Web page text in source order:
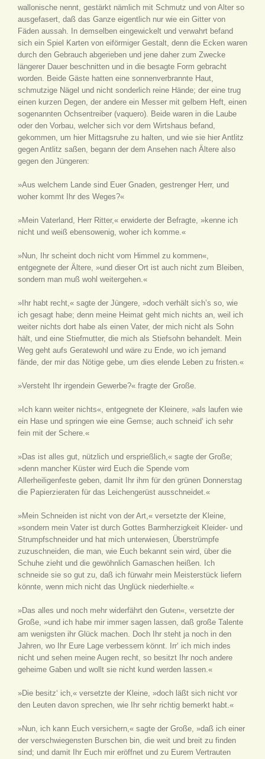
wallonische nennt, gestärkt nämlich mit Schmutz und von Alter so
ausgefasert, daß das Ganze eigentlich nur wie ein Gitter von
Fäden aussah. In demselben eingewickelt und verwahrt befand
sich ein Spiel Karten von eiförmiger Gestalt, denn die Ecken waren
durch den Gebrauch abgerieben und jene daher zum Zwecke
längerer Dauer beschnitten und in die besagte Form gebracht
worden. Beide Gäste hatten eine sonnenverbrannte Haut,
schmutzige Nägel und nicht sonderlich reine Hände; der eine trug
einen kurzen Degen, der andere ein Messer mit gelbem Heft, einen
sogenannten Ochsentreiber (vaquero). Beide waren in die Laube
oder den Vorbau, welcher sich vor dem Wirtshaus befand,
gekommen, um hier Mittagsruhe zu halten, und wie sie hier Antlitz
gegen Antlitz saßen, begann der dem Ansehen nach Ältere also
gegen den Jüngeren:
»Aus welchem Lande sind Euer Gnaden, gestrenger Herr, und
woher kommt Ihr des Weges?«
»Mein Vaterland, Herr Ritter,« erwiderte der Befragte, »kenne ich
nicht und weiß ebensowenig, woher ich komme.«
»Nun, Ihr scheint doch nicht vom Himmel zu kommen«,
entgegnete der Ältere, »und dieser Ort ist auch nicht zum Bleiben,
sondern man muß wohl weitergehen.«
»Ihr habt recht,« sagte der Jüngere, »doch verhält sich’s so, wie
ich gesagt habe; denn meine Heimat geht mich nichts an, weil ich
weiter nichts dort habe als einen Vater, der mich nicht als Sohn
hält, und eine Stiefmutter, die mich als Stiefsohn behandelt. Mein
Weg geht aufs Geratewohl und wäre zu Ende, wo ich jemand
fände, der mir das Nötige gebe, um dies elende Leben zu fristen.«
»Versteht Ihr irgendein Gewerbe?« fragte der Große.
»Ich kann weiter nichts«, entgegnete der Kleinere, »als laufen wie
ein Hase und springen wie eine Gemse; auch schneid‘ ich sehr
fein mit der Schere.«
»Das ist alles gut, nützlich und ersprießlich,« sagte der Große;
»denn mancher Küster wird Euch die Spende vom
Allerheiligenfeste geben, damit Ihr ihm für den grünen Donnerstag
die Papierzieraten für das Leichengerüst ausschneidet.«
»Mein Schneiden ist nicht von der Art,« versetzte der Kleine,
»sondern mein Vater ist durch Gottes Barmherzigkeit Kleider- und
Strumpfschneider und hat mich unterwiesen, Überstrümpfe
zuzuschneiden, die man, wie Euch bekannt sein wird, über die
Schuhe zieht und die gewöhnlich Gamaschen heißen. Ich
schneide sie so gut zu, daß ich fürwahr mein Meisterstück liefern
könnte, wenn mich nicht das Unglück niederhielte.«
»Das alles und noch mehr widerfährt den Guten«, versetzte der
Große, »und ich habe mir immer sagen lassen, daß große Talente
am wenigsten ihr Glück machen. Doch Ihr steht ja noch in den
Jahren, wo Ihr Eure Lage verbessern könnt. Irr‘ ich mich indes
nicht und sehen meine Augen recht, so besitzt Ihr noch andere
geheime Gaben und wollt sie nicht kund werden lassen.«
»Die besitz‘ ich,« versetzte der Kleine, »doch läßt sich nicht vor
den Leuten davon sprechen, wie Ihr sehr richtig bemerkt habt.«
»Nun, ich kann Euch versichern,« sagte der Große, »daß ich einer
der verschwiegensten Burschen bin, die weit und breit zu finden
sind; und damit Ihr Euch mir eröffnet und zu Eurem Vertrauten